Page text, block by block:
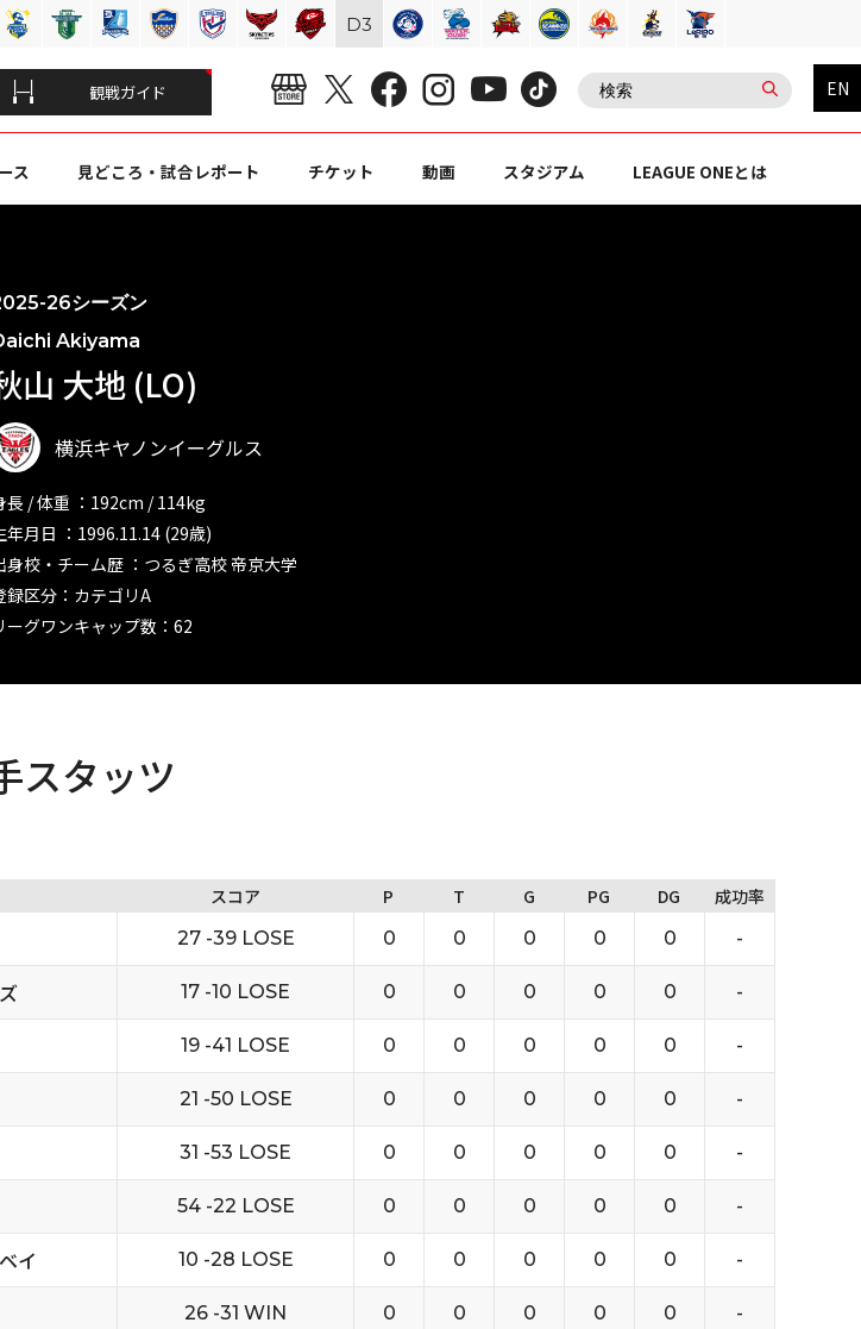
観戦ガイド EN
ス 見どころ・試合レポート チケット 動画 スタジアム LEAGUE ONEとは
26シーズン
Akiyama
山 大地 (LO)
横浜キヤノンイーグルス
長 / 体重 ：192cm / 114kg
年月日 ：1996.11.14 (29歳)
身校・チーム歴 ：つるぎ高校 帝京大学
録区分：カテゴリA
ーグワンキャップ数：62
スタッツ
スコア P T G PG DG 成功率
27 -39 LOSE 0 0 0 0 0 -
17 -10 LOSE 0 0 0 0 0 -
19 -41 LOSE 0 0 0 0 0 -
21 -50 LOSE 0 0 0 0 0 -
31 -53 LOSE 0 0 0 0 0 -
54 -22 LOSE 0 0 0 0 0 -
イ 10 -28 LOSE 0 0 0 0 0 -
26 -31 WIN 0 0 0 0 0 -
D3